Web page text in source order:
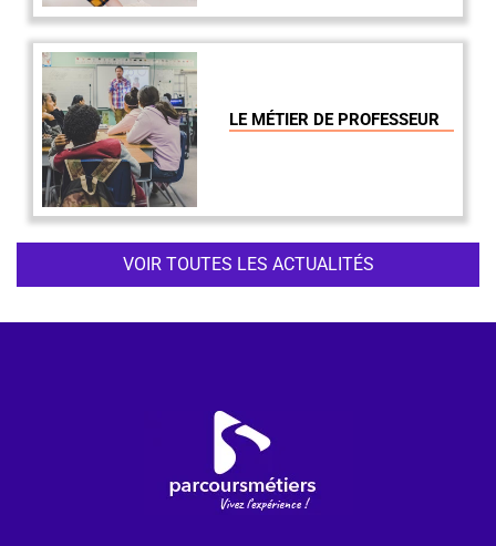
LE MÉTIER DE PROFESSEUR
VOIR TOUTES LES ACTUALITÉS